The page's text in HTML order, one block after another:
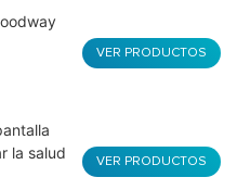
VER PRODUCTOS
la salud
VER PRODUCTOS